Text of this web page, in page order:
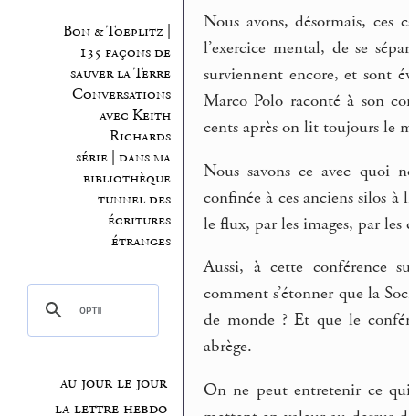
Bon & Toeplitz |
135 façons de
sauver la Terre
Conversations
avec Keith
Richards
série | dans ma
bibliothèque
tunnel des
écritures
étranges
au jour le jour
la lettre hebdo
Nous avons, désormais,
l’exercice mental, de se
surviennent encore, et sont
Marco Polo raconté à son
cents après on lit toujours le
Nous savons ce avec quoi
confinée à ces anciens silos
le flux, par les images, par les
Aussi, à cette conférence
comment s’étonner que la
de monde ? Et que le
abrège.
On ne peut entretenir ce qui